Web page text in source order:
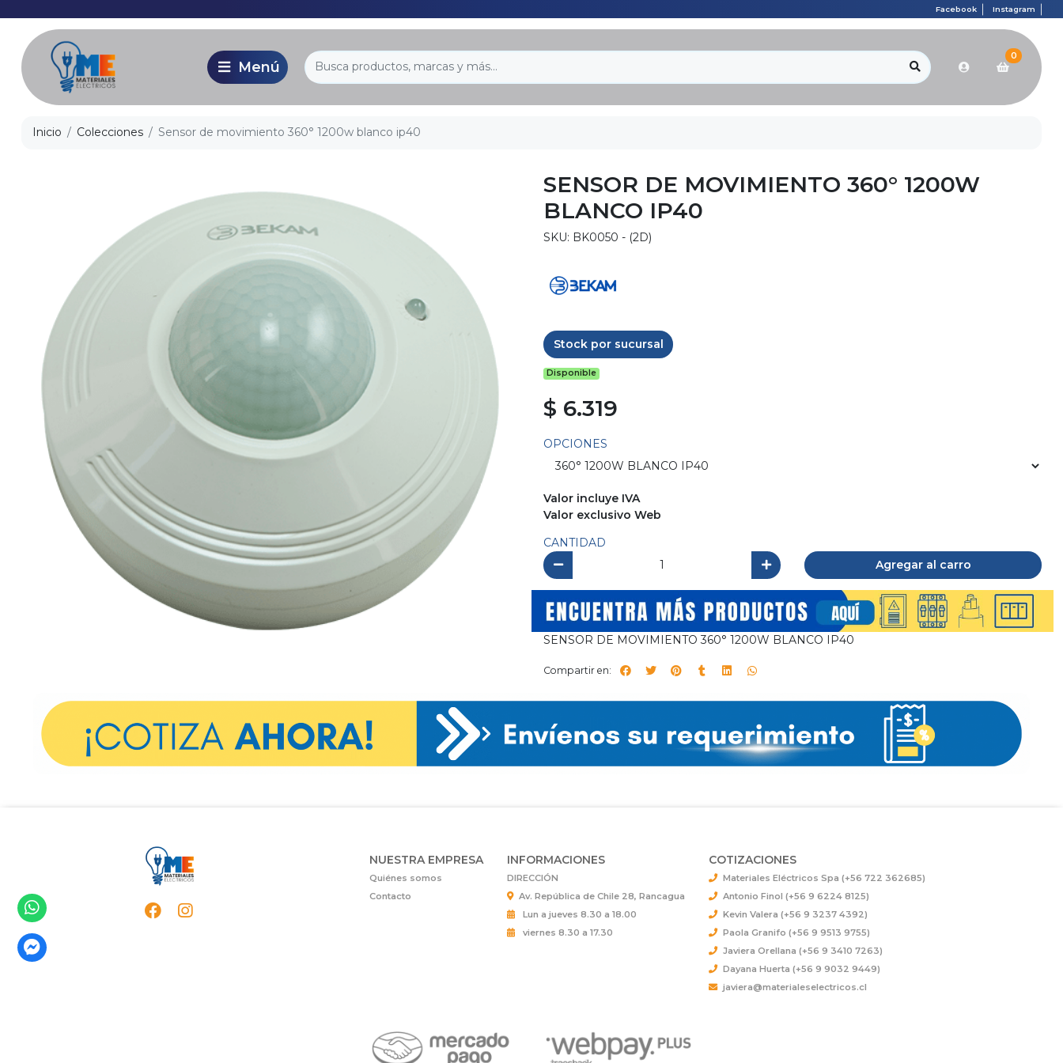
Facebook Instagram
0
Inicio Colecciones Sensor de movimiento 360° 1200w blanco ip40
SENSOR DE MOVIMIENTO 360° 1200W
BLANCO IP40
SKU: BK0050 - (2D)
Stock por sucursal
Disponible
$ 6.319
OPCIONES
Valor incluye IVA
Valor exclusivo Web
CANTIDAD
Agregar al carro
SENSOR DE MOVIMIENTO 360° 1200W BLANCO IP40
Compartir en:
NUESTRA EMPRESA
Quiénes somos
Contacto
INFORMACIONES
DIRECCIÓN
Av. República de Chile 28, Rancagua
Lun a jueves 8.30 a 18.00
viernes 8.30 a 17.30
COTIZACIONES
Materiales Eléctricos Spa (+56 722 362685)
Antonio Finol (+56 9 6224 8125)
Kevin Valera (+56 9 3237 4392)
Paola Granifo (+56 9 9513 9755)
Javiera Orellana (+56 9 3410 7263)
Dayana Huerta (+56 9 9032 9449)
javiera@materialeselectricos.cl